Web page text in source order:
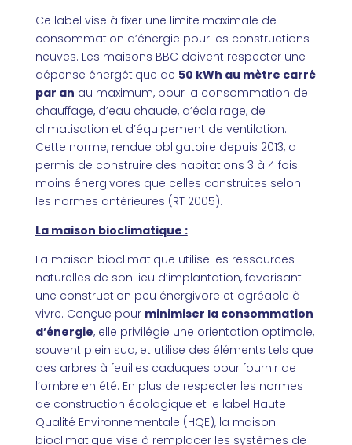
Ce label vise à fixer une limite maximale de
consommation d’énergie pour les constructions
neuves. Les maisons BBC doivent respecter une
dépense énergétique de 50 kWh au mètre carré
par an au maximum, pour la consommation de
chauffage, d’eau chaude, d’éclairage, de
climatisation et d’équipement de ventilation.
Cette norme, rendue obligatoire depuis 2013, a
permis de construire des habitations 3 à 4 fois
moins énergivores que celles construites selon
les normes antérieures (RT 2005).
La maison bioclimatique :
La maison bioclimatique utilise les ressources
naturelles de son lieu d’implantation, favorisant
une construction peu énergivore et agréable à
vivre. Conçue pour minimiser la consommation
d’énergie, elle privilégie une orientation optimale,
souvent plein sud, et utilise des éléments tels que
des arbres à feuilles caduques pour fournir de
l’ombre en été. En plus de respecter les normes
de construction écologique et le label Haute
Qualité Environnementale (HQE), la maison
bioclimatique vise à remplacer les systèmes de